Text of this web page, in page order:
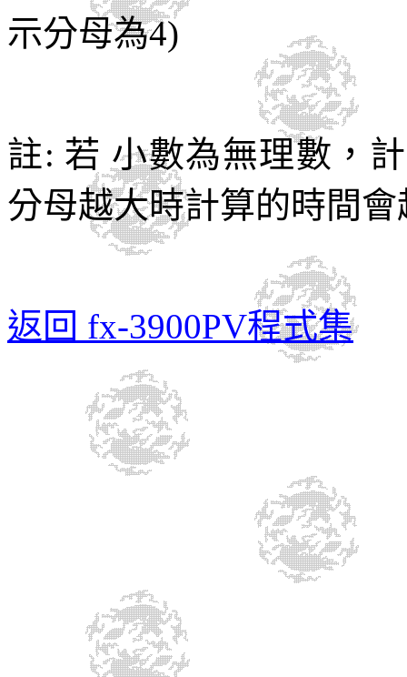
示分母為4)
註: 若 小數為無理數，
分母越大時計算的時間會
返回 fx-3900PV程式集